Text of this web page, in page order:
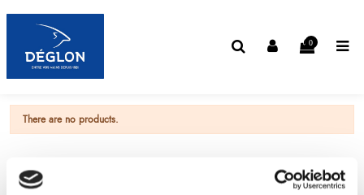
0
There are no products.